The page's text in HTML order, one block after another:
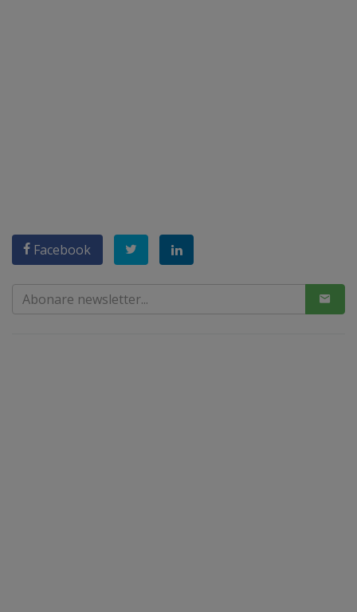
Facebook